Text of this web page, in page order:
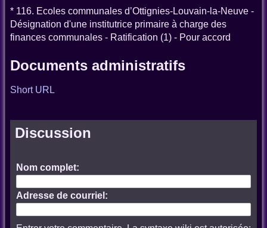
* 116. Ecoles communales d’Ottignies-Louvain-la-Neuve -
Désignation d'une institutrice primaire à charge des
finances communales - Ratification (1) - Pour accord
Documents administratifs
Short URL
Discussion
Nom complet:
Adresse de courriel: